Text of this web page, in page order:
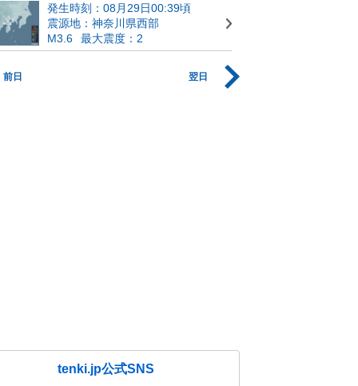
発生時刻：08月29日00:39頃
震源地：神奈川県西部
M3.6
最大震度：2
前日 翌日
tenki.jp公式SNS